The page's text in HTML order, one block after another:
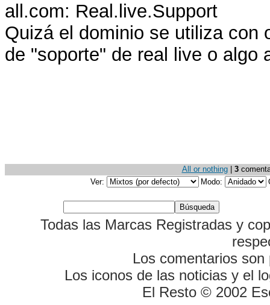
all.com: Real.live.Support
Quizá el dominio se utiliza con
de "soporte" de real live o
All or nothing| 3
Ver:
Modo:
Todas las Marcas Registradas y
Los comentarios
Los iconos de las noticias y el
El Resto © 2002